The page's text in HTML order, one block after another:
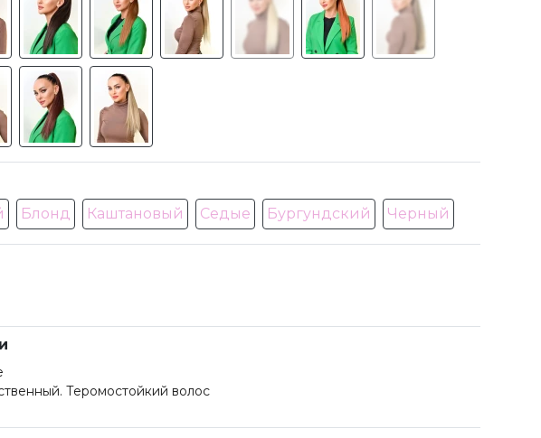
Блонд Каштановый Седые Бургундский Черный
Теромостойкий волос